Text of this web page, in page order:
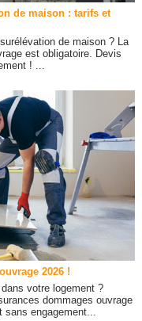
de maison : tarifs et
de maison ? La
est obligatoire. Devis
! ...
2026 !
votre logement ?
dommages ouvrage
engagement...